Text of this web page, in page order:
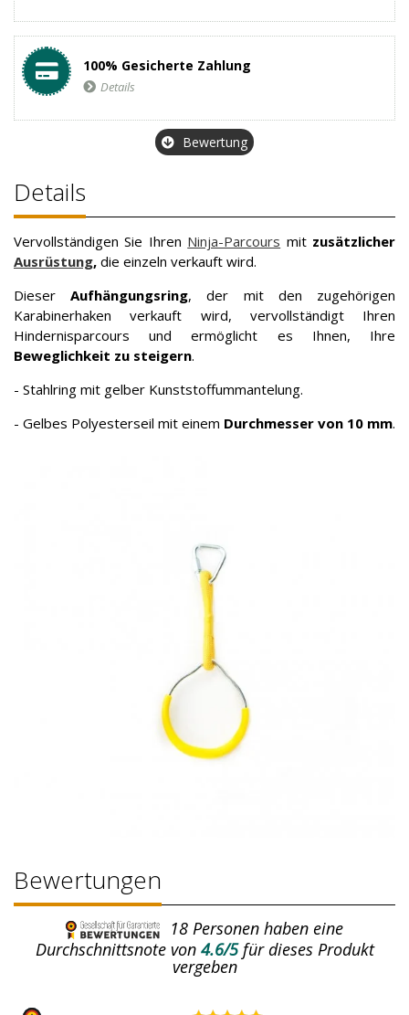
100% Gesicherte Zahlung
Details
Bewertung
Details
Vervollständigen Sie Ihren Ninja-Parcours mit zusätzlicher
Ausrüstung, die einzeln verkauft wird.
DieserAufhängungsring, der mit den zugehörigen
Karabinerhaken verkauft wird, vervollständigt Ihren
Hindernisparcours und ermöglicht es Ihnen, Ihre
Beweglichkeit zu steigern.
- Stahlring mit gelber Kunststoffummantelung.
- Gelbes Polyesterseil mit einem Durchmesser von 10 mm.
Bewertungen
18 Personen haben eine
Durchschnittsnote von4.6/5für dieses Produkt
vergeben